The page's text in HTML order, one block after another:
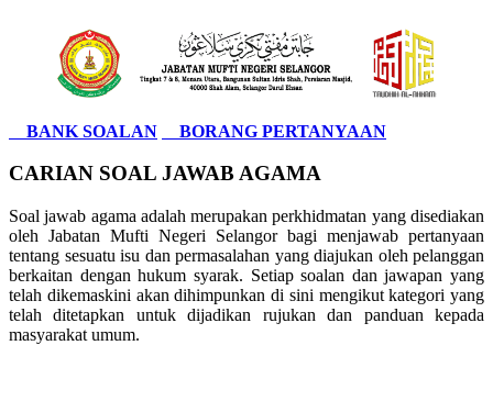
BANK SOALAN BORANG PERTANYAAN
CARIAN SOAL JAWAB AGAMA
Soal jawab agama adalah merupakan perkhidmatan yang disediakan
oleh Jabatan Mufti Negeri Selangor bagi menjawab pertanyaan
tentang sesuatu isu dan permasalahan yang diajukan oleh pelanggan
berkaitan dengan hukum syarak. Setiap soalan dan jawapan yang
telah dikemaskini akan dihimpunkan di sini mengikut kategori yang
telah ditetapkan untuk dijadikan rujukan dan panduan kepada
masyarakat umum.